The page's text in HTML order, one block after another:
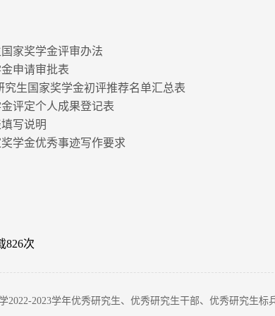
家奖学金评审办法
申请审批表
究生国家奖学金初评推荐名单汇总表
评定个人成果登记表
写说明
学金优秀事迹写作要求
826次
2022-2023学年优秀研究生、优秀研究生干部、优秀研究生标